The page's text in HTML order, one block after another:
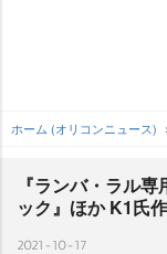
ホーム (オリコンニュース)
『ランバ・ラル
ック』ほか K1氏
2021-10-17